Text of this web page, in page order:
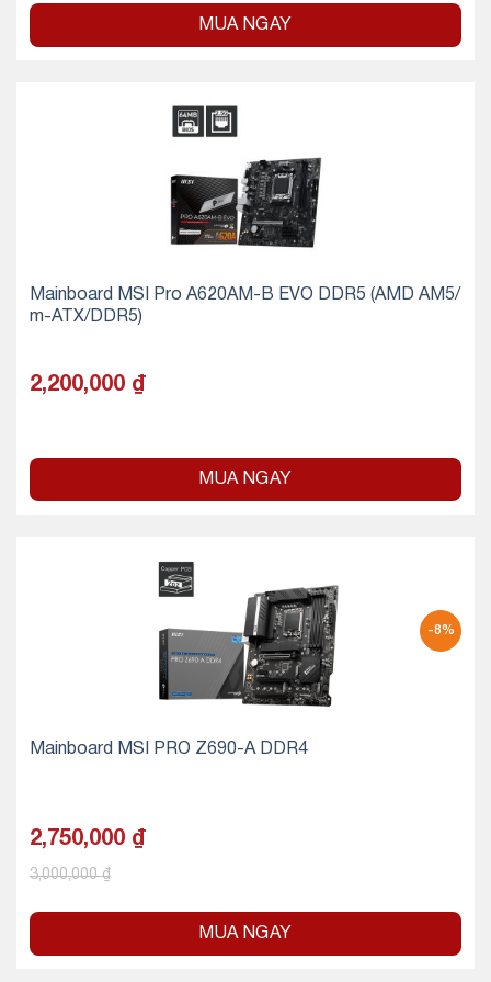
MUA NGAY
Mainboard MSI Pro A620AM-B EVO DDR5 (AMD AM5/
m-ATX/DDR5)
2,200,000 ₫
MUA NGAY
-8%
Mainboard MSI PRO Z690-A DDR4
2,750,000 ₫
3,000,000₫
MUA NGAY